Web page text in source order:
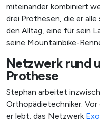
miteinander kombiniert
drei Prothesen, die er
den Alltag, eine für sein
seine Mountainbike-
Netzwerk rund
Prothese
Stephan arbeitet
Orthopädietechniker. Vor
er lebt, das Netzwerk